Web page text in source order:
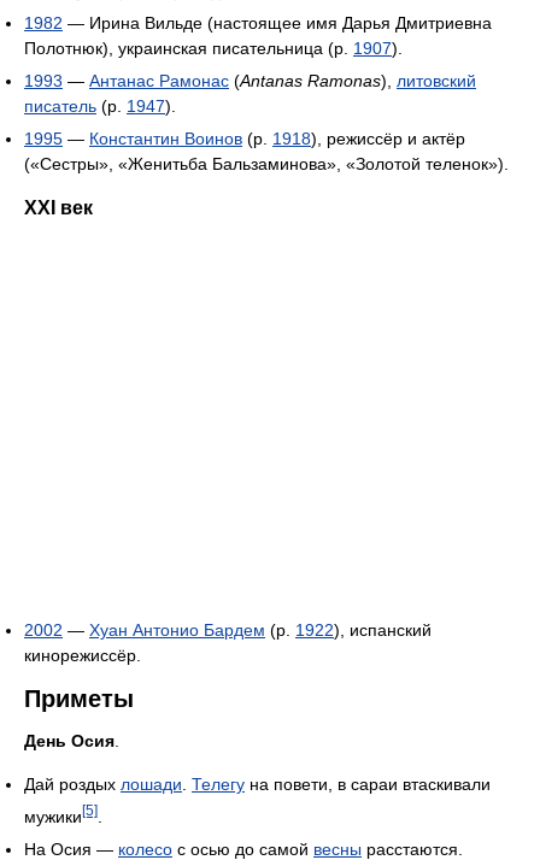
1982 — Ирина Вильде (настоящее имя Дарья Дмитриевна
Полотнюк), украинская писательница (р. 1907).
1993 — Антанас Рамонас (Antanas Ramonas), литовский
писатель (р. 1947).
1995 — Константин Воинов (р. 1918), режиссёр и актёр
(«Сестры», «Женитьба Бальзаминова», «Золотой теленок»).
XXI век
2002 — Хуан Антонио Бардем (р. 1922), испанский
кинорежиссёр.
Приметы
День Осия.
Дай роздых лошади. Телегу на повети, в сараи втаскивали
мужики [5]
На Осия — колесо с осью до самой весны расстаются.